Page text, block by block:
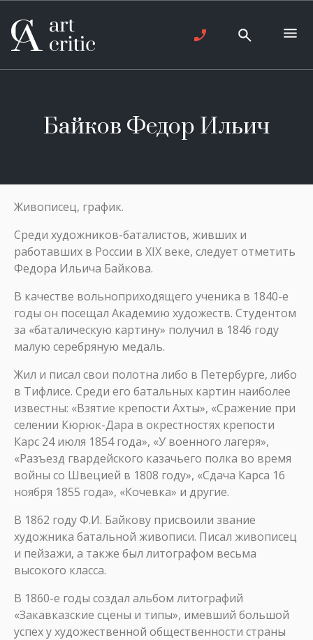
Байков Федор Ильич
Живописец, график.
Среди художников-баталистов, живших и
работавших в России в XIX веке, следует отметить
Федора Ильича Байкова.
В качестве вольноприходящего ученика в 1840-е
годы он посещал Академию художеств. Студентом
за «баталическую картину» получил в 1846 году
малую серебряную медаль.
Жил и писал свои полотна либо в Петербурге, либо
в Тифлисе. Среди его батальных картин наиболее
известны: «Взятие крепости Ахты», «Сражение при
селении Кюрюк-Дара в окрестностях крепости
Карс 24 июля 1854 года», «У военного лагеря»,
«Разъезд гвардейского казачьего полка во время
войны со Швецией в 1808 году», «Сдача Карса 16
ноября 1855 года», «Кочевка» и другие.
В 1862 году Ф.И. Байкову присвоили звание
художника батальной живописи. Писал живописец
и пейзажи, а также был литографом весьма
высокого класса.
В 1860-е годы создал альбом литографий
«Закавказские сцены и типы», имевший большой
успех у художественной общественности страны